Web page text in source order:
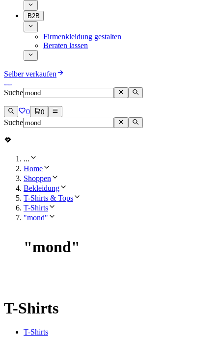
B2B
Firmenkleidung gestalten
Beraten lassen
Selber verkaufen
Suche
0 0
Suche
...
Home
Shoppen
Bekleidung
T-Shirts & Tops
T-Shirts
"mond"
"mond"
T-Shirts
T-Shirts